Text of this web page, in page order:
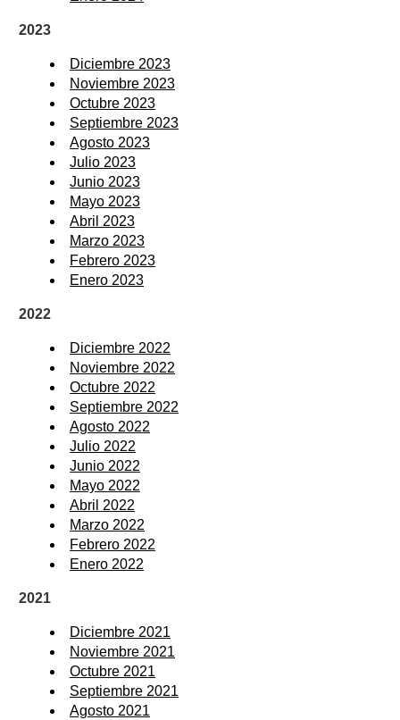
2023
Diciembre 2023
Noviembre 2023
Octubre 2023
Septiembre 2023
Agosto 2023
Julio 2023
Junio 2023
Mayo 2023
Abril 2023
Marzo 2023
Febrero 2023
Enero 2023
2022
Diciembre 2022
Noviembre 2022
Octubre 2022
Septiembre 2022
Agosto 2022
Julio 2022
Junio 2022
Mayo 2022
Abril 2022
Marzo 2022
Febrero 2022
Enero 2022
2021
Diciembre 2021
Noviembre 2021
Octubre 2021
Septiembre 2021
Agosto 2021